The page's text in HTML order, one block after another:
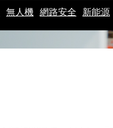
無人機 網路安全 新能源